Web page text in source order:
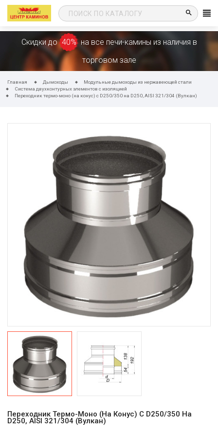
search
Скидки до 40% на все печи-камины из наличия в
торговом зале
Главная Дымоходы
Модульные дымоходы из нержавеющей стали
Система двухконтурных элементов с изоляцией
Переходник термо-моно (на конус) с D250/350 на D250, AISI 321/304 (Вулкан)
Переходник Термо-Моно (на Конус) С D250/350 На
D250, AISI 321/304 (Вулкан)